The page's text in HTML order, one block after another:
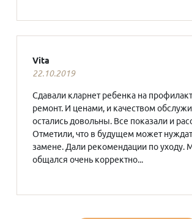
Vita
22.10.2019
Сдавали кларнет ребенка на
ремонт. И ценами, и качеством
остались довольны. Все показали и
Отметили, что в будущем может
замене. Дали рекомендации по уходу.
общался очень корректно...